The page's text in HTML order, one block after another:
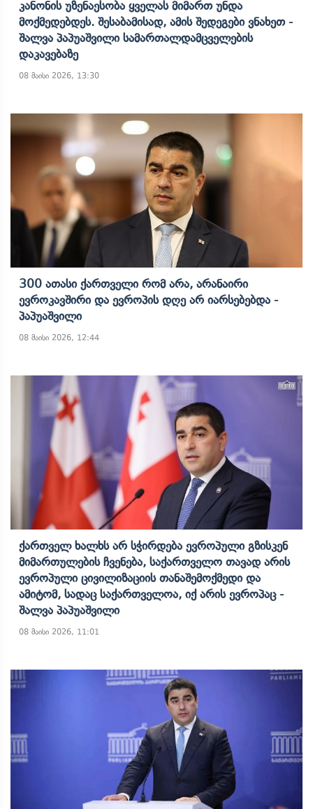
Კანონის Უზენაესობა Ყველას Მიმართ Უნდა
Მოქმედებდეს. Შესაბამისად, Ამის Შედეგები Ვნახეთ -
Შალვა Პაპუაშვილი Სამართალდამცველების
Დაკავებაზე
08 მაისი 2026, 13:30
300 Ათასი Ქართველი Რომ Არა, Არანაირი
Ევროკავშირი Და Ევროპის Დღე Არ Იარსებებდა -
Პაპუაშვილი
08 მაისი 2026, 12:44
Ქართველ Ხალხს Არ Სჭირდება Ევროპული Გზისკენ
Მიმართულების Ჩვენება, Საქართველო Თავად Არის
Ევროპული Ცივილიზაციის Თანაშემოქმედი Და
Ამიტომ, Სადაც Საქართველოა, Იქ Არის Ევროპაც -
Შალვა Პაპუაშვილი
08 მაისი 2026, 11:01